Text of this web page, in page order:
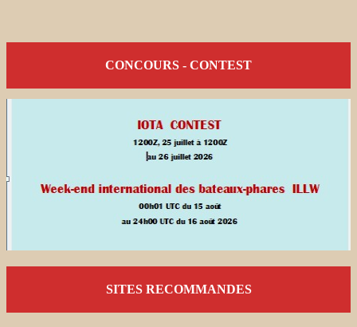
CONCOURS - CONTEST
SITES RECOMMANDES